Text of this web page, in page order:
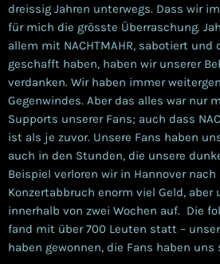
dreissig Jahren unterwegs. Dass wir
für mich die grösste Überraschung.
allem mit NACHTMAHR, sabotiert
geschafft haben, haben wir unserer
verdanken. Wir haben immer
Gegenwindes. Aber das alles war nur
Supports unserer Fans; auch dass
ist als je zuvor. Unsere Fans haben
auch in den Stunden, die unsere
Beispiel verloren wir in Hannover
Konzertabbruch enorm viel Geld, aber
innerhalb von zwei Wochen auf. Die
fand mit über 700 Leuten statt –
haben gewonnen, die Fans haben